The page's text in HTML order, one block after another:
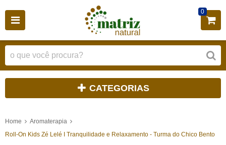
0
CATEGORIAS
Home
Aromaterapia
Roll-On Kids Zé Lelé I Tranquilidade e Relaxamento - Turma do Chico Bento